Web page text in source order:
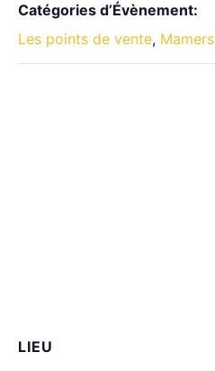
Catégories d’Évènement:
Les points de vente, Mamers
LIEU